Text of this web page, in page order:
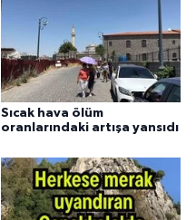
Sıcak hava ölüm
oranlarındaki artışa yansıdı